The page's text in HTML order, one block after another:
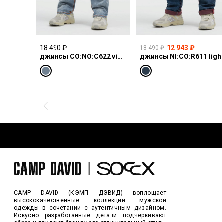
18 490 ₽
джинсы CO:NO:C622 vintage blue print
18 490 ₽ 12 943 ₽
CAMP DAVID (КЭМП ДЭВИД) воплощает
высококачественные коллекции мужской
одежды в сочетании с аутентичным дизайном.
Искусно разработанные детали подчеркивают